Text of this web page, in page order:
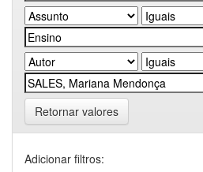
Retornar valores
Adicionar filtros: